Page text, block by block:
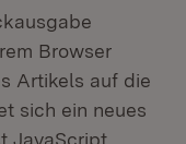
Browser
Artikels auf die
sich ein neues
JavaScript